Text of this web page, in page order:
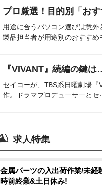
プロ厳選！目的別「お
用途に合うパソコン選びは意
製品担当者が用途別のおすすめ
『VIVANT』続編の鍵
セイコーが、TBS系日曜劇場『
作。ドラマプロデューサーとセ
求人特集
金属パーツの入出荷作業/未経
時前終業&土日休み!